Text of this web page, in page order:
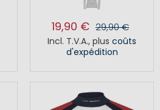
19,90 € 29,90 €
Incl. T.V.A., plus coûts
d'expédition